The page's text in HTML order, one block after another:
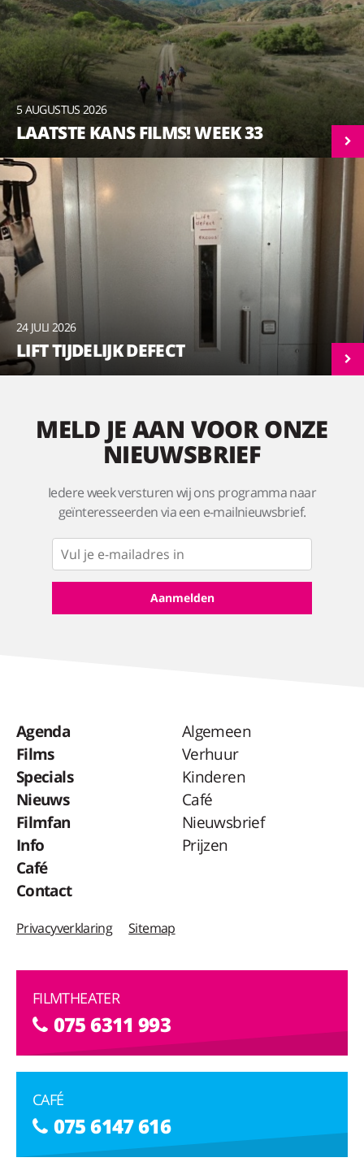
5 AUGUSTUS 2026
LAATSTE KANS FILMS! WEEK 33
24 JULI 2026
LIFT TIJDELIJK DEFECT
MELD JE AAN VOOR ONZE
NIEUWSBRIEF
Iedere week versturen wij ons programma naar
geïnteresseerden via een e-mailnieuwsbrief.
Agenda
Films
Specials
Nieuws
Filmfan
Info
Café
Contact
Algemeen
Verhuur
Kinderen
Café
Nieuwsbrief
Prijzen
Privacyverklaring Sitemap
FILMTHEATER
075 6311 993
CAFÉ
075 6147 616